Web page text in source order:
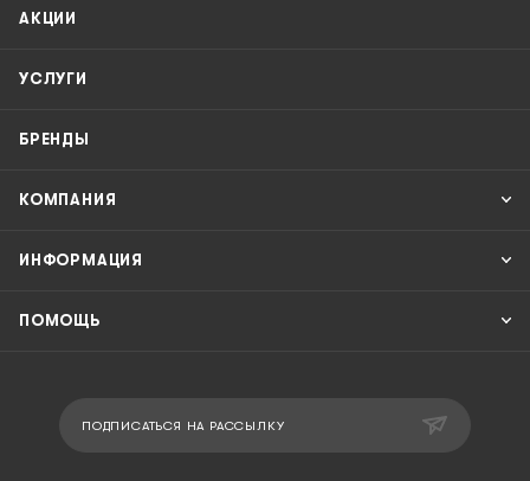
АКЦИИ
УСЛУГИ
БРЕНДЫ
КОМПАНИЯ
ИНФОРМАЦИЯ
ПОМОЩЬ
ПОДПИСАТЬСЯ НА РАССЫЛКУ